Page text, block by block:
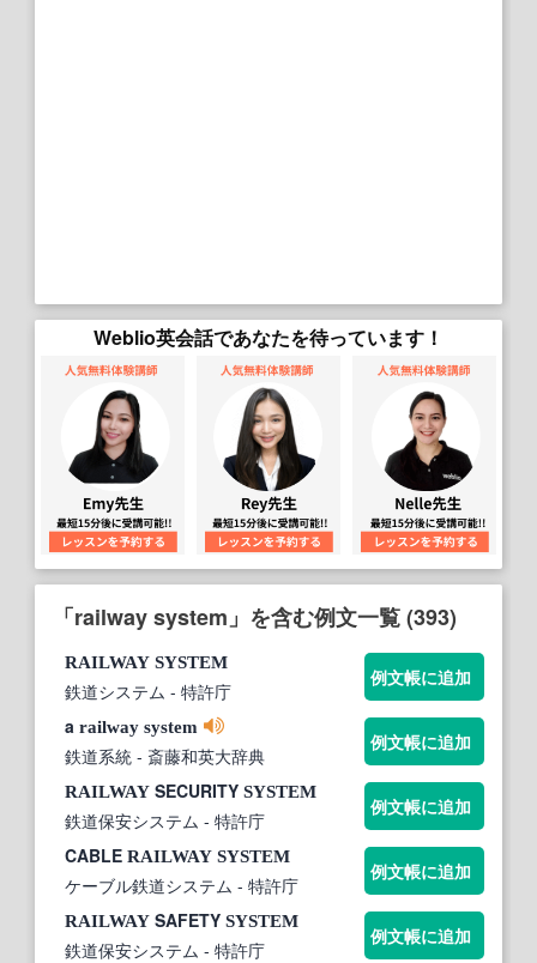
Weblio英会話であなたを待っています！
「railway system」を含む例文一覧 (393)
RAILWAY SYSTEM
鉄道システム - 特許庁
例文帳に追加
a railway system
鉄道系統 - 斎藤和英大辞典
例文帳に追加
RAILWAY SECURITY SYSTEM
鉄道保安システム - 特許庁
例文帳に追加
CABLE RAILWAY SYSTEM
ケーブル鉄道システム - 特許庁
例文帳に追加
RAILWAY SAFETY SYSTEM
鉄道保安システム - 特許庁
例文帳に追加